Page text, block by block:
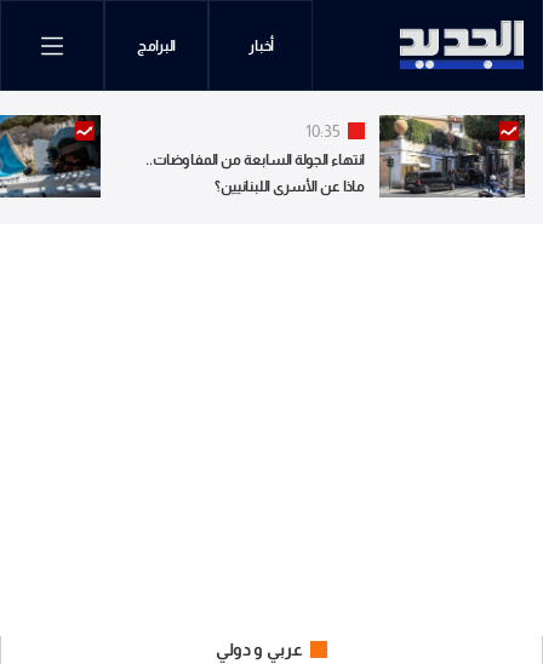
أخبار البرامج
10:35
انتهاء الجولة السابعة من المفاوضات..
ماذا عن الأسرى اللبنانيين؟
عربي و دولي